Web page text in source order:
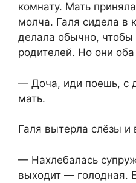
комнату. Мать
молча. Галя сидела в
делала обычно, чтобы
родителей. Но они
— Доча, иди поешь, с
мать.
Галя вытерла слёзы и
— Нахлебалась
выходит — голодная.